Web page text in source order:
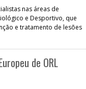
nas áreas de
e Desportivo, que
e tratamento de lesões
de ORL